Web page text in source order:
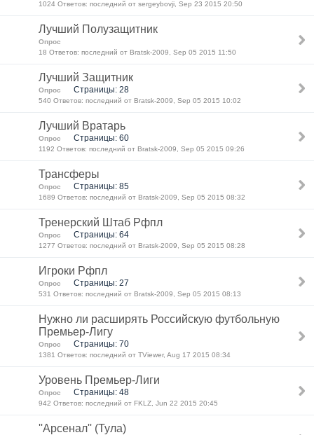
1024 Ответов: последний от sergeybovji, Sep 23 2015 20:50
Лучший Полузащитник
Опрос
18 Ответов: последний от Bratsk-2009, Sep 05 2015 11:50
Лучший Защитник
Опрос Страницы: 28
540 Ответов: последний от Bratsk-2009, Sep 05 2015 10:02
Лучший Вратарь
Опрос Страницы: 60
1192 Ответов: последний от Bratsk-2009, Sep 05 2015 09:26
Трансферы
Опрос Страницы: 85
1689 Ответов: последний от Bratsk-2009, Sep 05 2015 08:32
Тренерский Штаб Рфпл
Опрос Страницы: 64
1277 Ответов: последний от Bratsk-2009, Sep 05 2015 08:28
Игроки Рфпл
Опрос Страницы: 27
531 Ответов: последний от Bratsk-2009, Sep 05 2015 08:13
Нужно ли расширять Российскую футбольную
Премьер-Лигу
Опрос Страницы: 70
1381 Ответов: последний от TViewer, Aug 17 2015 08:34
Уровень Премьер-Лиги
Опрос Страницы: 48
942 Ответов: последний от FKLZ, Jun 22 2015 20:45
''Арсенал'' (Тула)